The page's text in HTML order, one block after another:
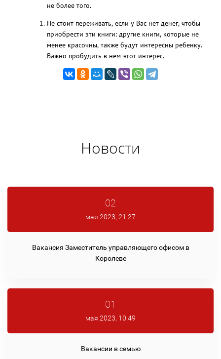
не более того.
Не стоит переживать, если у Вас нет денег, чтобы
приобрести эти книги: другие книги, которые не
менее красочны, также будут интересны ребенку.
Важно пробудить в нем этот интерес.
Новости
02
мая 2023, 21:27
Вакансия Заместитель управляющего офисом в
Королеве
01
мая 2023, 10:49
Вакансии в семью